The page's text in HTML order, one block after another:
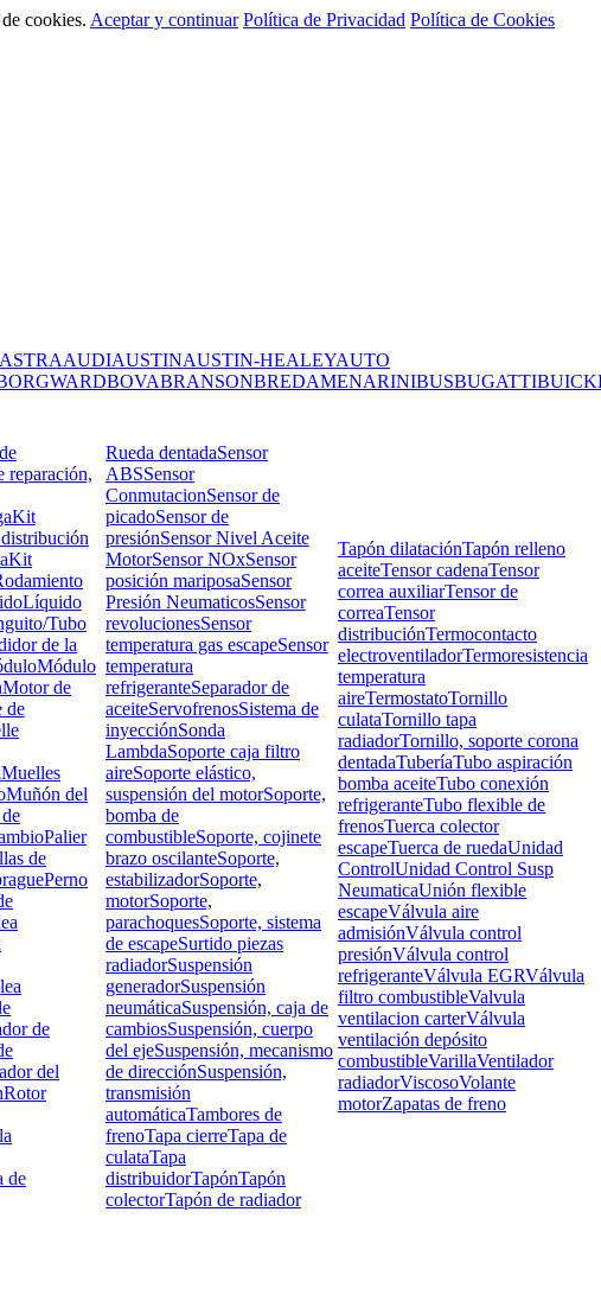
cookies. Aceptar y continuar Política de Privacidad Política de Cookies
ASTRAAUDIAUSTINAUSTIN-HEALEYAUTO
BOVABRANSONBREDAMENARINIBUSBUGATTIBUICK
reparación,
Kit
Kit
Líquido
Tubo
de la
Módulo
Motor de
de
Muelles
Muñón del
Palier
de
Perno
de
del
Rotor
de
Rueda dentadaSensor
ABSSensor
ConmutacionSensor de
picadoSensor de
presiónSensor Nivel Aceite
MotorSensor NOxSensor
posición mariposaSensor
Presión NeumaticosSensor
revolucionesSensor
temperatura gas escapeSensor
temperatura
refrigeranteSeparador de
aceiteServofrenosSistema de
inyecciónSonda
LambdaSoporte caja filtro
aireSoporte elástico,
suspensión del motorSoporte,
bomba de
combustibleSoporte, cojinete
brazo oscilanteSoporte,
estabilizadorSoporte,
motorSoporte,
parachoquesSoporte, sistema
de escapeSurtido piezas
radiadorSuspensión
generadorSuspensión
neumáticaSuspensión, caja de
cambiosSuspensión, cuerpo
del ejeSuspensión, mecanismo
de direcciónSuspensión,
transmisión
automáticaTambores de
frenoTapa cierreTapa de
culataTapa
distribuidorTapónTapón
colectorTapón de radiador
Tapón dilataciónTapón relleno
aceiteTensor cadenaTensor
correa auxiliarTensor de
correaTensor
distribuciónTermocontacto
electroventiladorTermoresistencia
temperatura
aireTermostatoTornillo
culataTornillo tapa
radiadorTornillo, soporte corona
dentadaTuberíaTubo aspiración
bomba aceiteTubo conexión
refrigeranteTubo flexible de
frenosTuerca colector
escapeTuerca de ruedaUnidad
ControlUnidad Control Susp
NeumaticaUnión flexible
escapeVálvula aire
admisiónVálvula control
presiónVálvula control
refrigeranteVálvula EGRVálvula
filtro combustibleValvula
ventilacion carterVálvula
ventilación depósito
combustibleVarillaVentilador
radiadorViscosoVolante
motorZapatas de freno